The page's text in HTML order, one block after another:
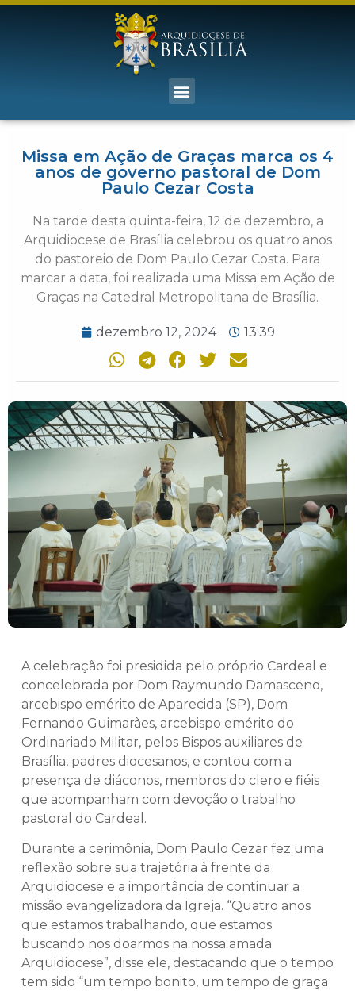
Missa em Ação de Graças marca os 4
anos de governo pastoral de Dom
Paulo Cezar Costa
Na tarde desta quinta-feira, 12 de dezembro, a
Arquidiocese de Brasília celebrou os quatro anos
do pastoreio de Dom Paulo Cezar Costa. Para
marcar a data, foi realizada uma Missa em Ação de
Graças na Catedral Metropolitana de Brasília.
dezembro 12, 2024 13:39
A celebração foi presidida pelo próprio Cardeal e
concelebrada por Dom Raymundo Damasceno,
arcebispo emérito de Aparecida (SP), Dom
Fernando Guimarães, arcebispo emérito do
Ordinariado Militar, pelos Bispos auxiliares de
Brasília, padres diocesanos, e contou com a
presença de diáconos, membros do clero e fiéis
que acompanham com devoção o trabalho
pastoral do Cardeal.
Durante a cerimônia, Dom Paulo Cezar fez uma
reflexão sobre sua trajetória à frente da
Arquidiocese e a importância de continuar a
missão evangelizadora da Igreja. “Quatro anos
que estamos trabalhando, que estamos
buscando nos doarmos na nossa amada
Arquidiocese”, disse ele, destacando que o tempo
tem sido “um tempo bonito, um tempo de graça